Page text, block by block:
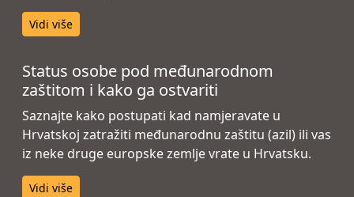
Vidi više
Status osobe pod međunarodnom
zaštitom i kako ga ostvariti
Saznajte kako postupati kad namjeravate u
Hrvatskoj zatražiti međunarodnu zaštitu (azil) ili vas
iz neke druge europske zemlje vrate u Hrvatsku.
Vidi više